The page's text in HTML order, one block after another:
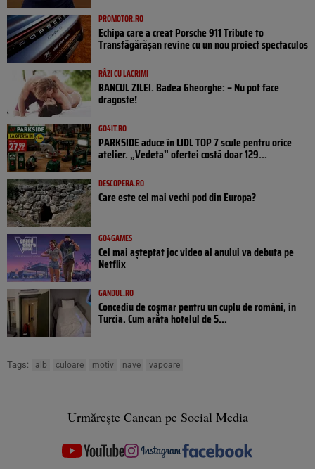
PROMOTOR.RO
Echipa care a creat Porsche 911 Tribute to
Transfăgărășan revine cu un nou proiect spectaculos
RÂZI CU LACRIMI
BANCUL ZILEI. Badea Gheorghe: – Nu pot face
dragoste!
GO4IT.RO
PARKSIDE aduce în LIDL TOP 7 scule pentru orice
atelier. „Vedeta” ofertei costă doar 129...
DESCOPERA.RO
Care este cel mai vechi pod din Europa?
GO4GAMES
Cel mai așteptat joc video al anului va debuta pe
Netflix
GANDUL.RO
Concediu de coșmar pentru un cuplu de români, în
Turcia. Cum arăta hotelul de 5...
Tags: alb culoare motiv nave vapoare
Urmărește Cancan pe Social Media